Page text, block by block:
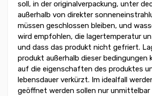
soll, in der originalverpackung, unter
außerhalb von direkter
müssen geschlossen bleiben, und
wird empfohlen, die lagertemperatur
und dass das produkt nicht gefriert.
produkt außerhalb dieser bedingungen
auf die eigenschaften des produktes
lebensdauer verkürzt. Im idealfall
geöffnet werden sollen nur unmittelbar